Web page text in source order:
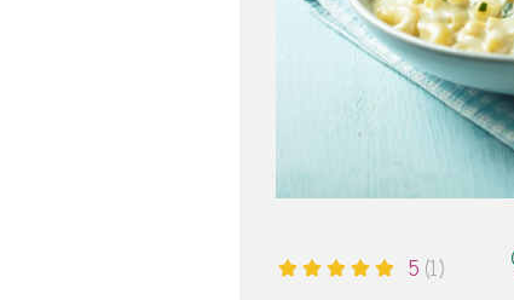
5 (1)